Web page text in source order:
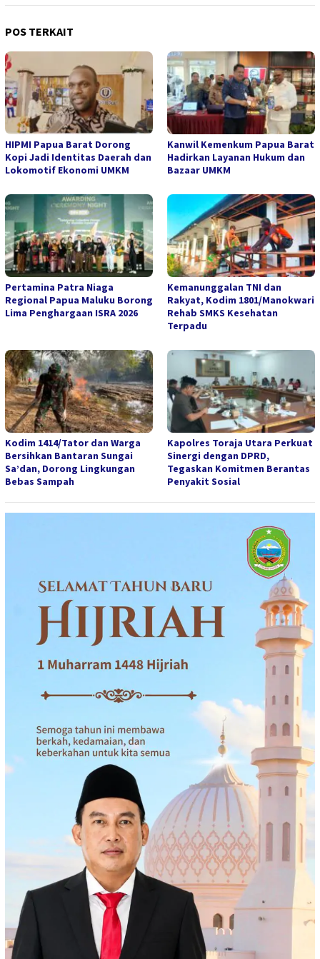
POS TERKAIT
HIPMI Papua Barat Dorong
Kopi Jadi Identitas Daerah dan
Lokomotif Ekonomi UMKM
Kanwil Kemenkum Papua Barat
Hadirkan Layanan Hukum dan
Bazaar UMKM
Pertamina Patra Niaga
Regional Papua Maluku Borong
Lima Penghargaan ISRA 2026
Kemanunggalan TNI dan
Rakyat, Kodim 1801/Manokwari
Rehab SMKS Kesehatan
Terpadu
Kodim 1414/Tator dan Warga
Bersihkan Bantaran Sungai
Sa’dan, Dorong Lingkungan
Bebas Sampah
Kapolres Toraja Utara Perkuat
Sinergi dengan DPRD,
Tegaskan Komitmen Berantas
Penyakit Sosial